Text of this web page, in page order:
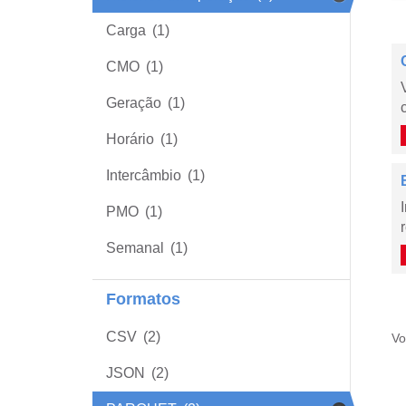
Carga (1)
CMO (1)
Geração (1)
Horário (1)
Intercâmbio (1)
PMO (1)
Semanal (1)
Formatos
CSV (2)
JSON (2)